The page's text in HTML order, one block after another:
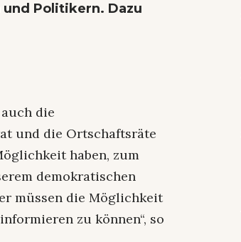
Politikern. Dazu
die
und die Ortschaftsräte
haben, zum
demokratischen
müssen die Möglichkeit
zu können“, so